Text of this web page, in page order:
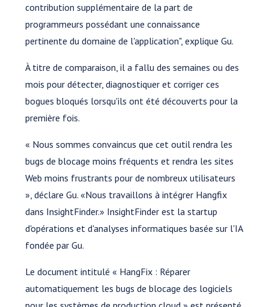
contribution supplémentaire de la part de
programmeurs possédant une connaissance
pertinente du domaine de l'application", explique Gu.
À titre de comparaison, il a fallu des semaines ou des
mois pour détecter, diagnostiquer et corriger ces
bogues bloqués lorsqu'ils ont été découverts pour la
première fois.
« Nous sommes convaincus que cet outil rendra les
bugs de blocage moins fréquents et rendra les sites
Web moins frustrants pour de nombreux utilisateurs
», déclare Gu. «Nous travaillons à intégrer Hangfix
dans InsightFinder.» InsightFinder est la startup
d'opérations et d'analyses informatiques basée sur l'IA
fondée par Gu.
Le document intitulé « HangFix : Réparer
automatiquement les bugs de blocage des logiciels